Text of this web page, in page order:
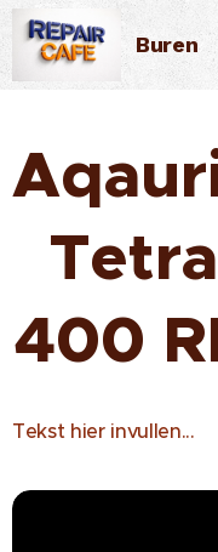
Buren
400
Tekst hier invullen...